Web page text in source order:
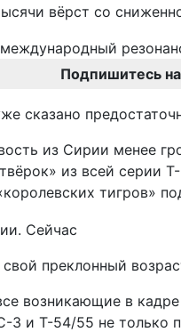
вёрст со
Подпишитесь
сказано
из Сирии менее
из всей серии
тигров»
преклонный
возникающие в
и Т-54/55 не только